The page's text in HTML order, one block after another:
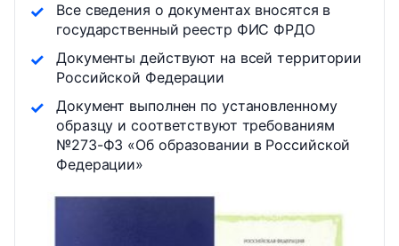
Все сведения о документах вносятся в
государственный реестр ФИС ФРДО
Документы действуют на всей территории
Российской Федерации
Документ выполнен по установленному
образцу и соответствуют требованиям
№273-ФЗ «Об образовании в Российской
Федерации»